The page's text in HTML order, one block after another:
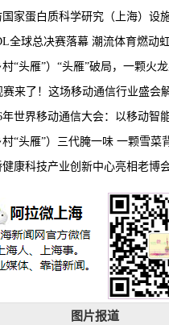
全球总决赛落幕 潮流体育燃动
图片报道